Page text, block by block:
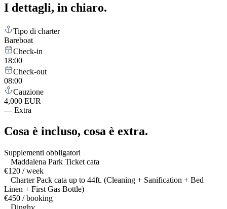
I dettagli, in chiaro.
Tipo di charter
Bareboat
Check-in
18:00
Check-out
08:00
Cauzione
4,000 EUR
— Extra
Cosa è incluso, cosa è extra.
Supplementi obbligatori
Maddalena Park Ticket cata
€120 / week
Charter Pack cata up to 44ft. (Cleaning + Sanification + Bed
Linen + First Gas Bottle)
€450 / booking